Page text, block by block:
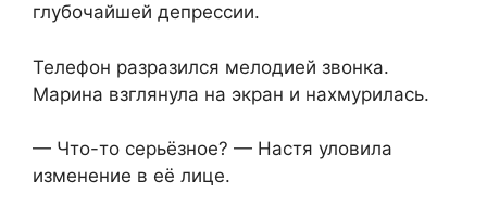
глубочайшей депрессии.
Телефон разразился мелодией звонка.
Марина взглянула на экран и нахмурилась.
— Что-то серьёзное? — Настя уловила
изменение в её лице.